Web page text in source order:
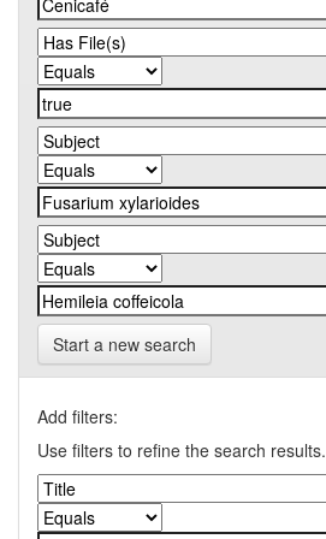
Start a new search
Add filters:
Use filters to refine the search results.